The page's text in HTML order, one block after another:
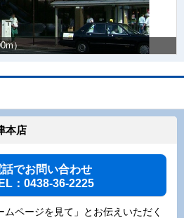
）
本店
話でお問い合わせ
：0438-36-2225
ページを見て」とお伝えいただく